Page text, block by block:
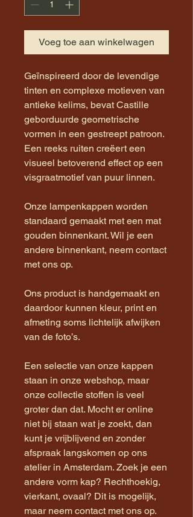
Voeg toe aan winkelwagen
Geïnspireerd door de levendige
tinten en complexe motieven van
antieke kelims, bevat Castille
geborduurde geometrische
vormen in een gestreept patroon.
Een reeks ruiten creëert een
visueel betoverend effect op een
visgraatmotief van puur linnen.
Onze lampenkappen worden
standaard gemaakt met een mat
gouden binnenkant. Wil je een
andere binnenkant, neem contact
met ons op.
Ons product is handgemaakt en
daardoor kunnen kleur, print en
afmeting soms lichtelijk afwijken
van de foto’s.
Een selectie van onze kappen
staan in onze webshop, maar
onze collectie stoffen is veel
groter dan dat. Mocht er online
niet bij staan wat je zoekt, dan
kunt je vrijblijvend en zonder
afspraak langskomen op ons
atelier in Amsterdam. Zoek je een
andere vorm kap? Rechthoekig,
vierkant, ovaal? Dit is mogelijk,
maar neem contact met ons op.